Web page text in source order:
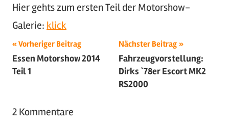
Hier gehts zum ersten Teil der Motorshow-
Galerie: klick
Schlagwörter:
2014,
Hot
Motorshow,
Beitragsnavigation
Vorheriger Beitrag
Essen Motorshow 2014
Teil 1
Nächster Beitrag
Fahrzeugvorstellung:
Dirks `78er Escort MK2
RS2000
2 Kommentare